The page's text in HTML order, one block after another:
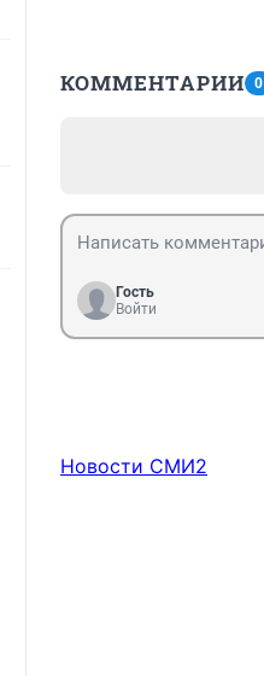
КОММЕНТАРИИ 0
Гость
Войти
Новости СМИ2